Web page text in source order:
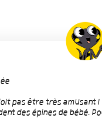
pas être très amusant
des épines de bébé.